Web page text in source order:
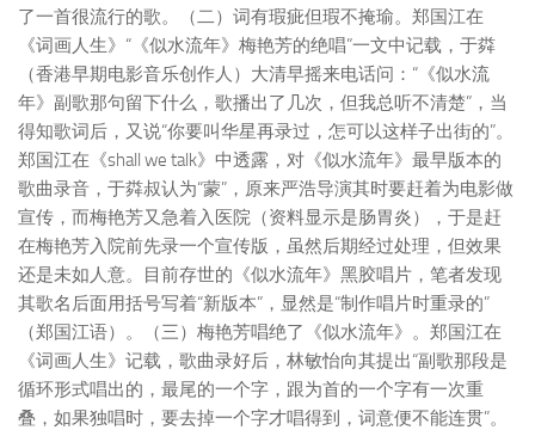
了一首很流行的歌。 （二）词有瑕疵但瑕不掩瑜。 郑国江在
《词画人生》“《似水流年》梅艳芳的绝唱”一文中记载，于粦
（香港早期电影音乐创作人）大清早摇来电话问：“《似水流
年》副歌那句留下什么，歌播出了几次，但我总听不清楚”，当
得知歌词后，又说“你要叫华星再录过，怎可以这样子出街的”。
郑国江在《shall we talk》中透露，对《似水流年》最早版本的
歌曲录音，于粦叔认为“蒙”，原来严浩导演其时要赶着为电影做
宣传，而梅艳芳又急着入医院（资料显示是肠胃炎），于是赶
在梅艳芳入院前先录一个宣传版，虽然后期经过处理，但效果
还是未如人意。目前存世的《似水流年》黑胶唱片，笔者发现
其歌名后面用括号写着“新版本”，显然是“制作唱片时重录的”
（郑国江语）。
（三）梅艳芳唱绝了《似水流年》。 郑国江在
《词画人生》记载，歌曲录好后，林敏怡向其提出“副歌那段是
循环形式唱出的，最尾的一个字，跟为首的一个字有一次重
叠，如果独唱时，要去掉一个字才唱得到，词意便不能连贯”。